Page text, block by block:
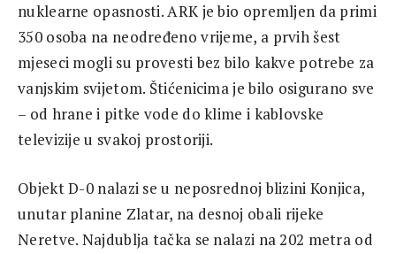
nuklearne opasnosti. ARK je bio opremljen da primi
350 osoba na neodređeno vrijeme, a prvih šest
mjeseci mogli su provesti bez bilo kakve potrebe za
vanjskim svijetom. Štićenicima je bilo osigurano sve
– od hrane i pitke vode do klime i kablovske
televizije u svakoj prostoriji.
Objekt D-0 nalazi se u neposrednoj blizini Konjica,
unutar planine Zlatar, na desnoj obali rijeke
Neretve. Najdublja tačka se nalazi na 202 metra od